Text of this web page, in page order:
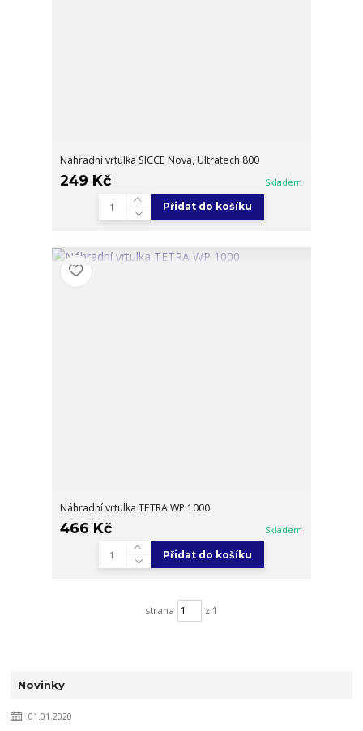
Náhradní vrtulka SICCE Nova, Ultratech 800
249 Kč Skladem
Přidat do košíku
Náhradní vrtulka TETRA WP 1000
466 Kč Skladem
Přidat do košíku
strana z 1
Novinky
01.01.2020